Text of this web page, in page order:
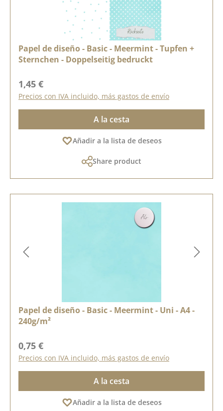
Papel de diseño - Basic - Meermint - Tupfen +
Sternchen - Doppelseitig bedruckt
Precio normal:
1,45 €
Precios con IVA incluido, más gastos de envío
A la cesta
Añadir a la lista de deseos
Share product
Papel de diseño - Basic - Meermint - Uni - A4 -
240g/m²
Precio normal:
0,75 €
Precios con IVA incluido, más gastos de envío
A la cesta
Añadir a la lista de deseos